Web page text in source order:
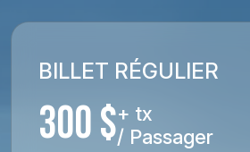
BILLET RÉGULIER
300 $+ tx
/ Passager